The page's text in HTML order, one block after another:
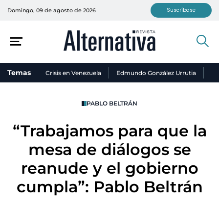
Domingo, 09 de agosto de 2026 Suscríbase
Temas Crisis en Venezuela Edmundo González Urrutia
PABLO BELTRÁN
“Trabajamos para que la
mesa de diálogos se
reanude y el gobierno
cumpla”: Pablo Beltrán